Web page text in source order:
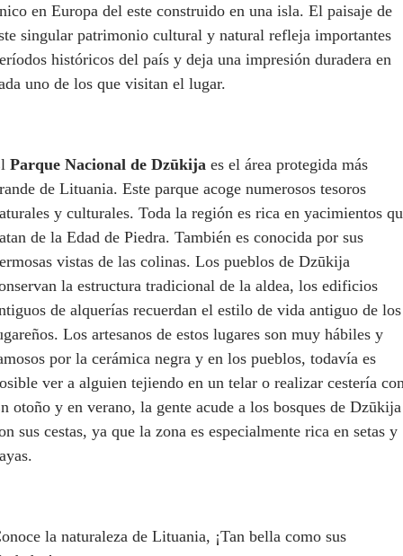
en Europa del este construido en una isla. El paisaje de
singular patrimonio cultural y natural refleja importantes
históricos del país y deja una impresión duradera en
uno de los que visitan el lugar.
Parque Nacional de Dzūkija es el área protegida más
de Lituania. Este parque acoge numerosos tesoros
y culturales. Toda la región es rica en yacimientos
de la Edad de Piedra. También es conocida por sus
vistas de las colinas. Los pueblos de Dzūkija
la estructura tradicional de la aldea, los edificios
de alquerías recuerdan el estilo de vida antiguo de los
Los artesanos de estos lugares son muy hábiles y
por la cerámica negra y en los pueblos, todavía es
ver a alguien tejiendo en un telar o realizar cestería
otoño y en verano, la gente acude a los bosques de Dzūkija
sus cestas, ya que la zona es especialmente rica en setas y
la naturaleza de Lituania, ¡Tan bella como sus